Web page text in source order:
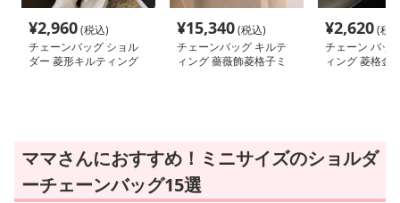
¥2,960(税込)
チェーンバッグ ショル
ダー 菱形キルティング
¥15,340(税込)
チェーンバッグ キルテ
ィング 薔薇飾菱格子ミ
¥2,620(税
チェーン バッ
ィング 菱格金
ママさんにおすすめ！ミニサイズのショルダ
ーチェーンバッグ15選